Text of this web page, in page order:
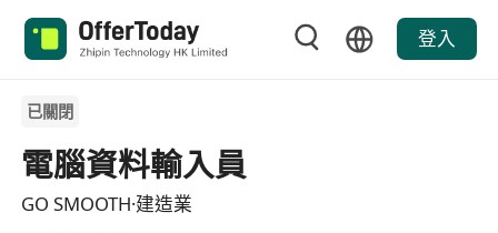
登入
已關閉
電腦資料輸入員
GO SMOOTH·建造業